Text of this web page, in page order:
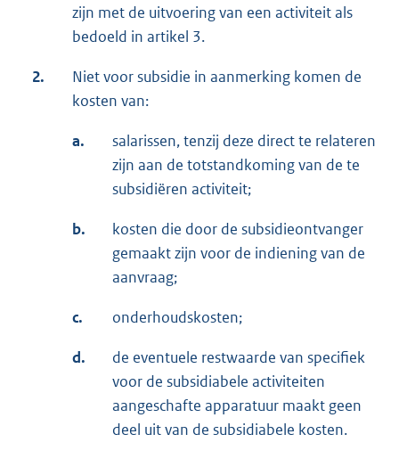
zijn met de uitvoering van een activiteit als
bedoeld in artikel 3.
2.
Niet voor subsidie in aanmerking komen de
kosten van:
a.
salarissen, tenzij deze direct te relateren
zijn aan de totstandkoming van de te
subsidiëren activiteit;
b.
kosten die door de subsidieontvanger
gemaakt zijn voor de indiening van de
aanvraag;
c. onderhoudskosten;
d.
de eventuele restwaarde van specifiek
voor de subsidiabele activiteiten
aangeschafte apparatuur maakt geen
deel uit van de subsidiabele kosten.